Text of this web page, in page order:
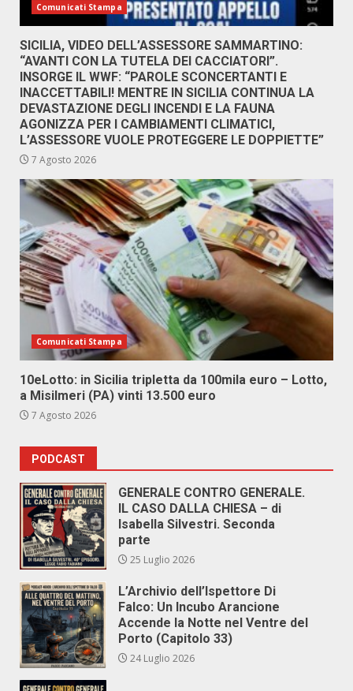
Comunicati Stampa
SICILIA, VIDEO DELL’ASSESSORE SAMMARTINO:
“AVANTI CON LA TUTELA DEI CACCIATORI”.
INSORGE IL WWF: “PAROLE SCONCERTANTI E
INACCETTABILI! MENTRE IN SICILIA CONTINUA LA
DEVASTAZIONE DEGLI INCENDI E LA FAUNA
AGONIZZA PER I CAMBIAMENTI CLIMATICI,
L’ASSESSORE VUOLE PROTEGGERE LE DOPPIETTE”
7 Agosto 2026
Comunicati Stampa
10eLotto: in Sicilia tripletta da 100mila euro – Lotto,
a Misilmeri (PA) vinti 13.500 euro
7 Agosto 2026
PODCAST
GENERALE CONTRO GENERALE.
IL CASO DALLA CHIESA – di
Isabella Silvestri. Seconda
parte
25 Luglio 2026
L’Archivio dell’Ispettore Di
Falco: Un Incubo Arancione
Accende la Notte nel Ventre del
Porto (Capitolo 33)
24 Luglio 2026